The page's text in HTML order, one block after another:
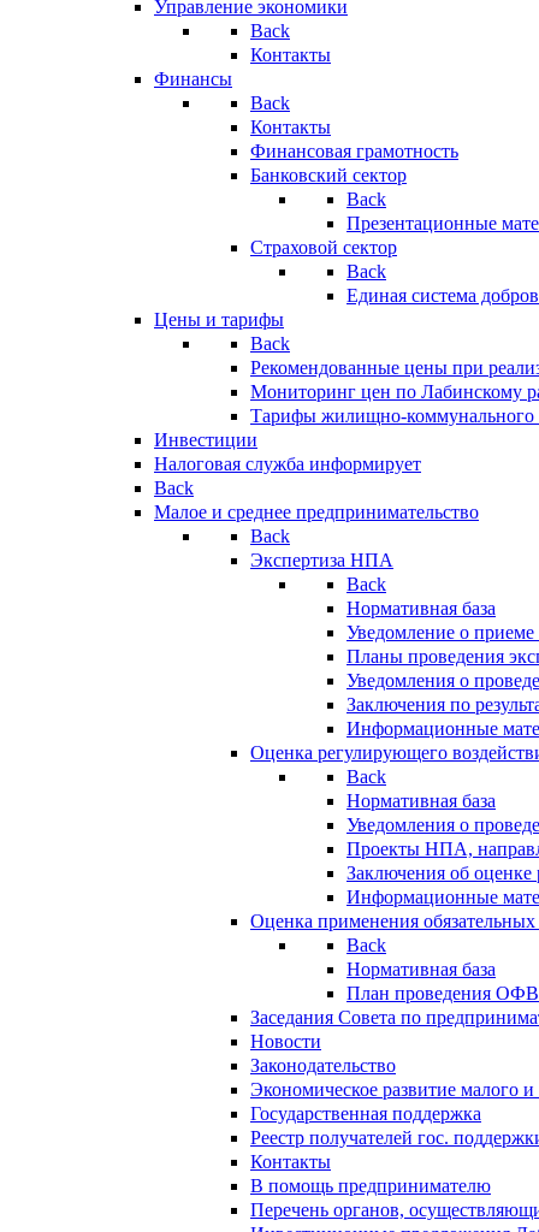
Управление экономики
Back
Контакты
Финансы
Back
Контакты
Финансовая грамотность
Банковский сектор
Back
Презентационные
Страховой сектор
Back
Единая система
Цены и тарифы
Back
Рекомендованные цены при
Мониторинг цен по Лабинскому
Тарифы жилищно-коммунального
Инвестиции
Налоговая служба информирует
Back
Малое и среднее предпринимательство
Back
Экспертиза НПА
Back
Нормативная база
Уведомление о
Планы проведения
Уведомления о
Заключения по
Информационные
Оценка регулирующего
Back
Нормативная база
Уведомления о
Проекты НПА,
Заключения об
Информационные
Оценка применения
Back
Нормативная база
План проведения
Заседания Совета по
Новости
Законодательство
Экономическое развитие малого и
Государственная поддержка
Реестр получателей гос.
Контакты
В помощь предпринимателю
Перечень органов,